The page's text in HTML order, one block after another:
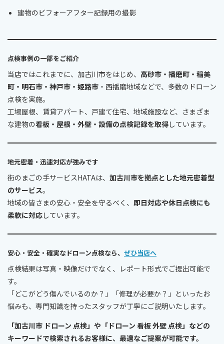
建物のビフォーアフター記録用の撮影
点検事例の一部をご紹介
当店ではこれまでに、加古川市をはじめ、 高砂市・播磨町・稲美
町・明石市・神戸市・姫路市 ・西播磨地域などで、多数のドローン
点検を実施。
工場屋根、賃貸アパート、戸建て住宅、地域施設など、さまざま
な建物の看板・屋根・外壁・設備の点検記録を取得しています。
地元密着・迅速対応が強みです
街のまごの手サービスHATAは、 加古川市を拠点とした地元密着型
のサービス。
地域の皆さまの安心・安全を守るべく、 即日対応や休日点検にも
柔軟に対応しています。
安心・安全・確実なドローン点検なら、 ぜひ当店へ
点検結果は写真・映像だけでなく、レポート形式でご提出可能で
す。
「どこがどう傷んでいるのか？」「修理が必要か？」といったお
悩みも、専門知識を持ったスタッフが丁寧にご説明いたします。
「加古川市 ドローン 点検」や「ドローン 看板 外壁 点検」などの
キーワードで検索されるお客様に、最適なご提案が可能です。